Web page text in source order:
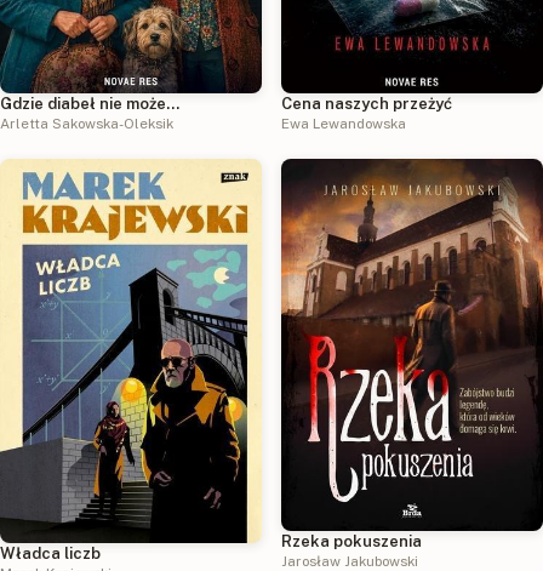
Gdzie diabeł nie może…
Arletta Sakowska-Oleksik
Cena naszych przeżyć
Ewa Lewandowska
Władca liczb
Rzeka pokuszenia
Jarosław Jakubowski